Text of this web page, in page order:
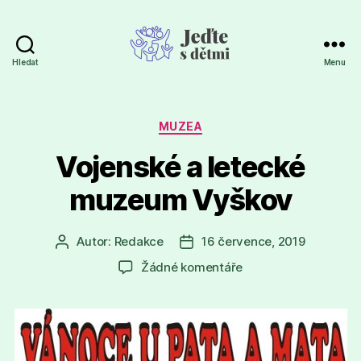
Hledat Menu
Rubriky
MUZEA
Vojenské a letecké
muzeum Vyškov
AutorAutor: Redakce
Datum
příspěvku
16 července, 2019
Žádné komentářeu
názvem
Vojenské
a